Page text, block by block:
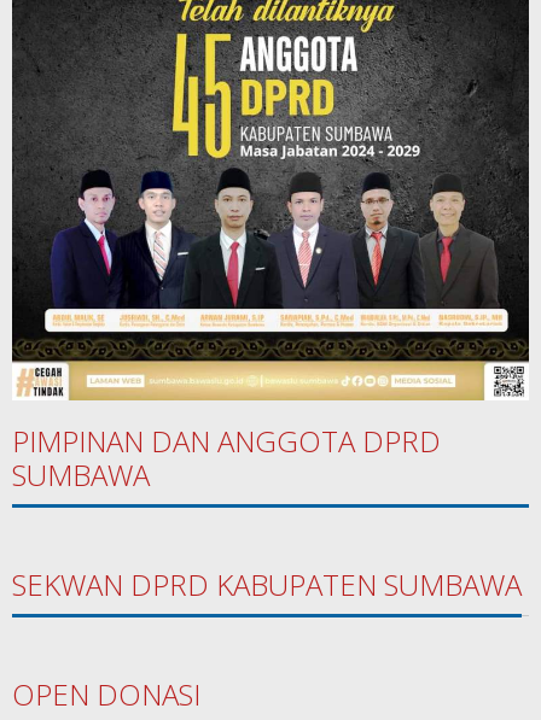
PIMPINAN DAN ANGGOTA DPRD
SUMBAWA
SEKWAN DPRD KABUPATEN SUMBAWA
OPEN DONASI